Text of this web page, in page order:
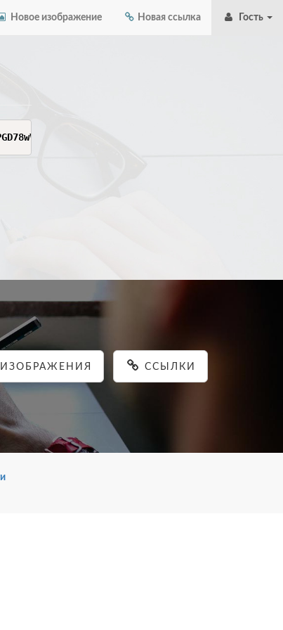
Новое изображение Новая ссылка Гость
ИЗОБРАЖЕНИЯ ССЫЛКИ